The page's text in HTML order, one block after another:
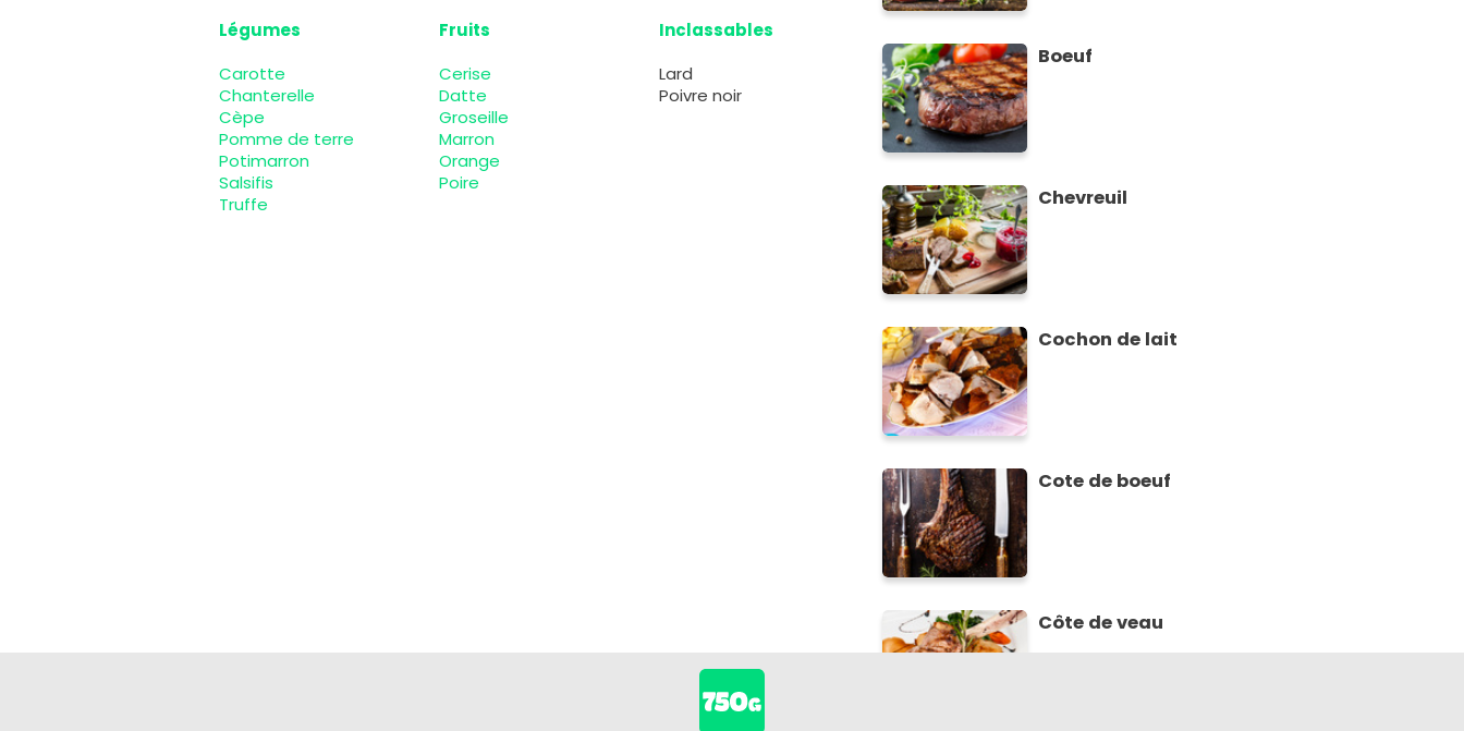
Légumes
Carotte
Chanterelle
Cèpe
Pomme de terre
Potimarron
Salsifis
Truffe
Fruits
Cerise
Datte
Groseille
Marron
Orange
Poire
Inclassables
Lard
Poivre noir
Boeuf
Chevreuil
Cochon de lait
Cote de boeuf
Côte de veau